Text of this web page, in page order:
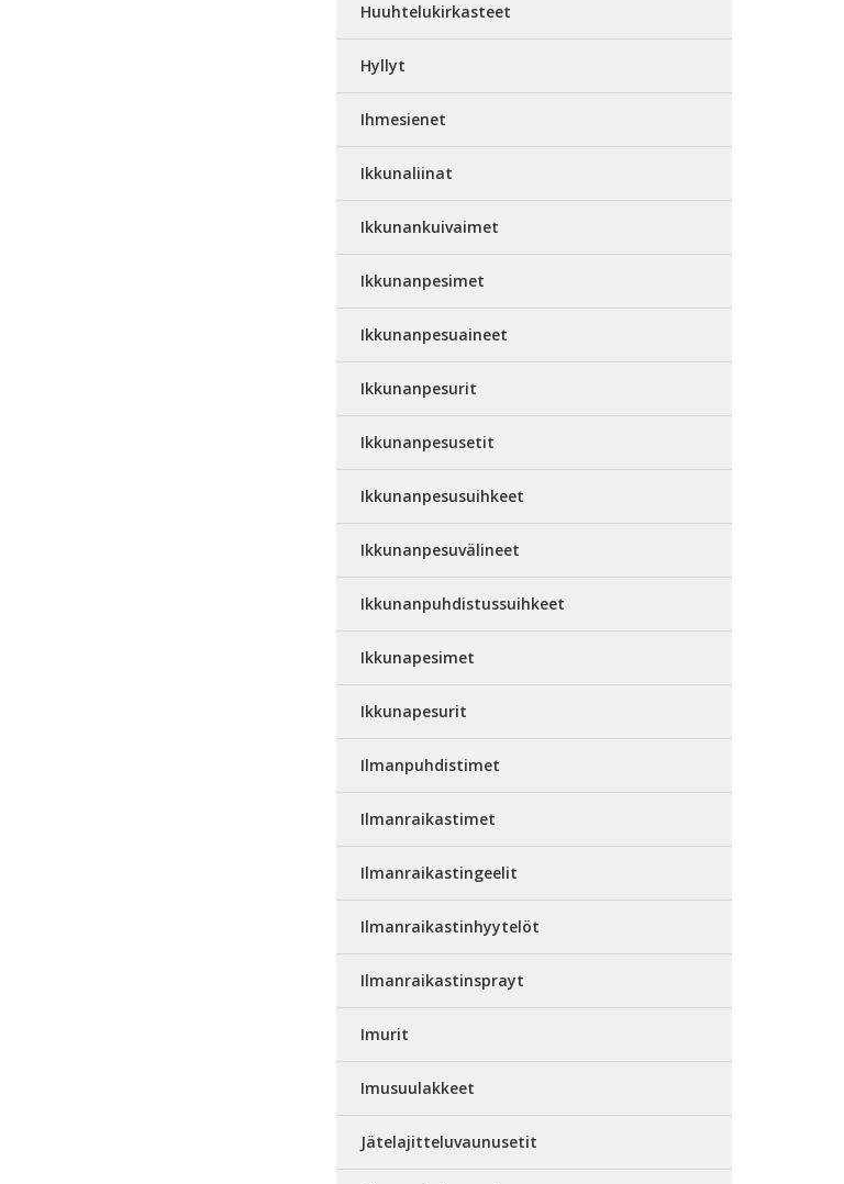
Huuhtelukirkasteet
Hyllyt
Ihmesienet
Ikkunaliinat
Ikkunankuivaimet
Ikkunanpesimet
Ikkunanpesuaineet
Ikkunanpesurit
Ikkunanpesusetit
Ikkunanpesusuihkeet
Ikkunanpesuvälineet
Ikkunanpuhdistussuihkeet
Ikkunapesimet
Ikkunapesurit
Ilmanpuhdistimet
Ilmanraikastimet
Ilmanraikastingeelit
Ilmanraikastinhyytelöt
Ilmanraikastinsprayt
Imurit
Imusuulakkeet
Jätelajitteluvaunusetit